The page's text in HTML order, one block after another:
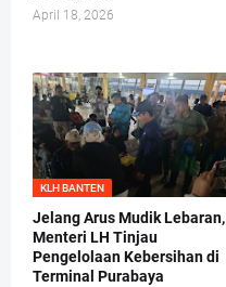
April 18, 2026
KLH BANTEN
Jelang Arus Mudik Lebaran,
Menteri LH Tinjau
Pengelolaan Kebersihan di
Terminal Purabaya